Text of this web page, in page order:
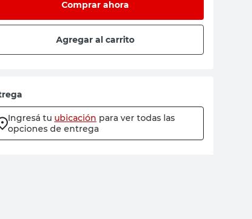
Comprar ahora
Agregar al carrito
Ingresá tu ubicación para ver todas las
opciones de entrega